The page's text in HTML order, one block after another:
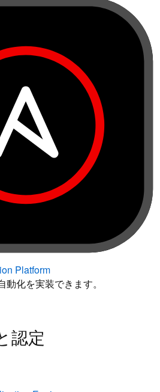
Platform
化を実装できます。
認定